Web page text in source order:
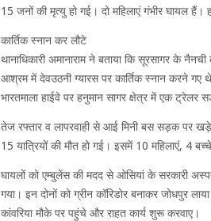
15 जनों की मृत्यु हो गई। दो महिलाएं गंभीर घायल
कार्तिक स्नान कर लौटे
थानाधिकारी अमानाराम ने बताया कि सूरसागर के
आश्रम में देवउठनी ग्यारस पर कार्तिक स्नान करने गए
भारतमाला हाईवे पर हनुमान सागर क्षेत्र में एक ट्रेलर
तेज रफ्तार व लापरवाही से आई मिनी बस सड़क पर
15 यात्रियों की मौत हो गई। इसमें 10 महिलाएं, 4
घायलों को एम्बुलेंस की मदद से ओसियां के सरकारी
गया। इन दोनों को ग्रीन कॉरिडोर बनाकर जोधपुर
कांवरिया मौके पर पहुंचे और राहत कार्य शुरू करवाए।